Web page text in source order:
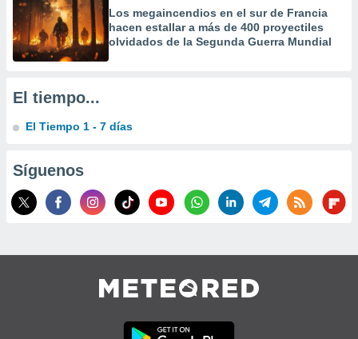
mediante
publicidad
1199
Los megaincendios en el sur de Francia
hacen estallar a más de 400 proyectiles
olvidados de la Segunda Guerra Mundial
El tiempo...
El Tiempo 1 - 7 días
Síguenos